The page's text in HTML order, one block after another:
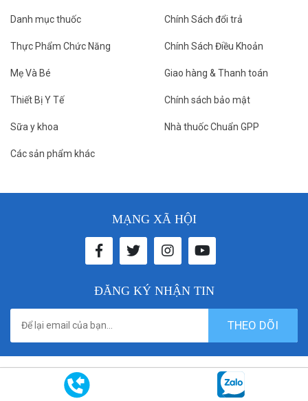
Danh mục thuốc
Thực Phẩm Chức Năng
Mẹ Và Bé
Thiết Bị Y Tế
Sữa y khoa
Các sản phẩm khác
Chính Sách đổi trả
Chính Sách Điều Khoản
Giao hàng & Thanh toán
Chính sách bảo mật
Nhà thuốc Chuẩn GPP
MẠNG XÃ HỘI
ĐĂNG KÝ NHẬN TIN
THEO DÕI
© 2021 donthuocbenhvien. All rights reserved. Designed by